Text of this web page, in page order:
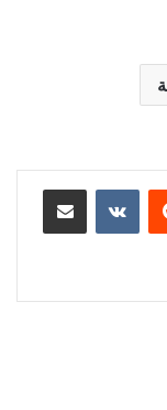
مشاركة عبر البريد